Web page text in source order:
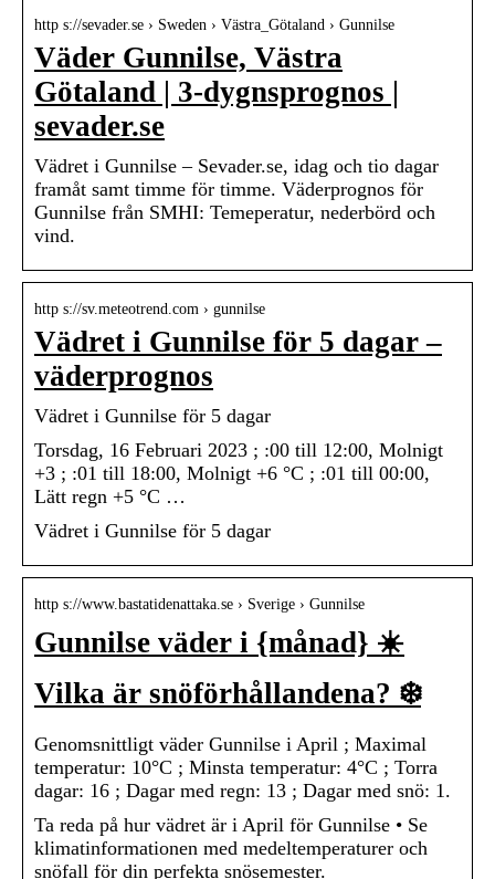
http s://sevader.se › Sweden › Västra_Götaland › Gunnilse
Väder Gunnilse, Västra
Götaland | 3-dygnsprognos |
sevader.se
Vädret i Gunnilse – Sevader.se, idag och tio dagar
framåt samt timme för timme. Väderprognos för
Gunnilse från SMHI: Temeperatur, nederbörd och
vind.
http s://sv.meteotrend.com › gunnilse
Vädret i Gunnilse för 5 dagar –
väderprognos
Vädret i Gunnilse för 5 dagar
Torsdag, 16 Februari 2023 ; :00 till 12:00, Molnigt
+3 ; :01 till 18:00, Molnigt +6 °C ; :01 till 00:00,
Lätt regn +5 °C …
Vädret i Gunnilse för 5 dagar
http s://www.bastatidenattaka.se › Sverige › Gunnilse
Gunnilse väder i {månad} ☀️
Vilka är snöförhållandena? ❄️
Genomsnittligt väder Gunnilse i April ; Maximal
temperatur: 10°C ; Minsta temperatur: 4°C ; Torra
dagar: 16 ; Dagar med regn: 13 ; Dagar med snö: 1.
Ta reda på hur vädret är i April för Gunnilse • Se
klimatinformationen med medeltemperaturer och
snöfall för din perfekta snösemester.